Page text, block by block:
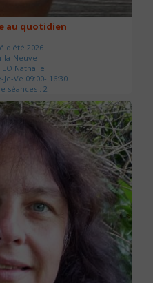
au quotidien
d'été 2026
la-Neuve
Nathalie
Ve 09:00- 16:30
séances : 2
€